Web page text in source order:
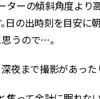
ターの傾斜角度よ
日の出時刻を目安に
うので…。
夜まで撮影があっ